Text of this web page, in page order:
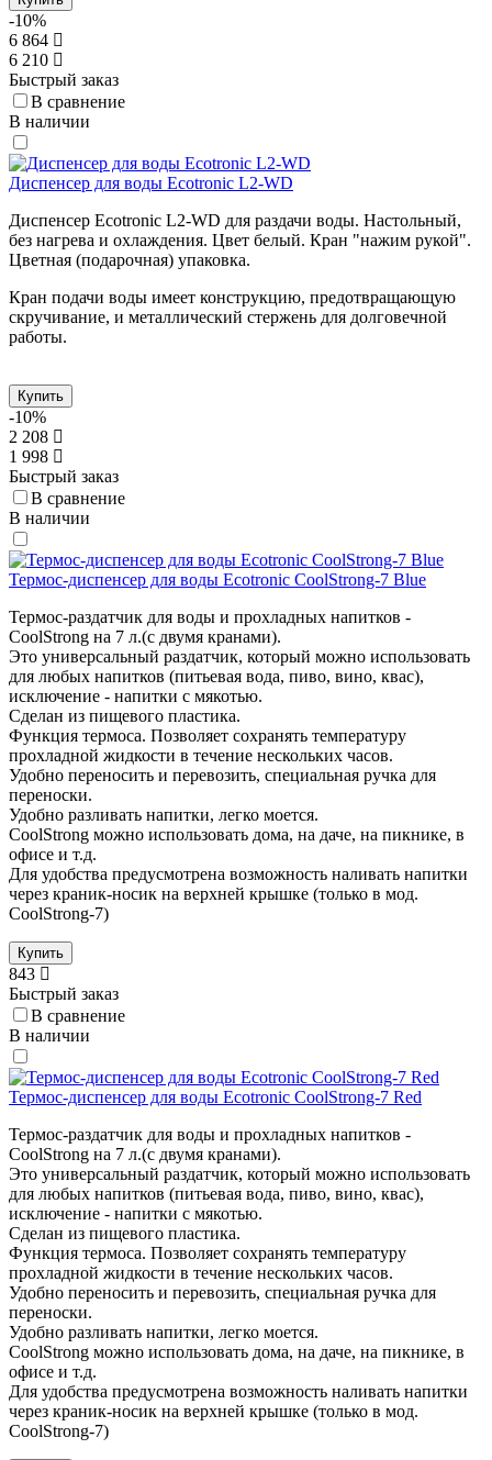
-10%
6 864
6 210
Быстрый заказ
В сравнение
В наличии
Диспенсер для воды Ecotronic L2-WD
Диспенсер Ecotronic L2-WD для раздачи воды. Настольный,
без нагрева и охлаждения. Цвет белый. Кран "нажим рукой".
Цветная (подарочная) упаковка.
Кран подачи воды имеет конструкцию, предотвращающую
скручивание, и металлический стержень для долговечной
работы.
Купить
-10%
2 208
1 998
Быстрый заказ
В сравнение
В наличии
Термос-диспенсер для воды Ecotronic CoolStrong-7 Blue
Термос-раздатчик для воды и прохладных напитков -
CoolStrong на 7 л.(с двумя кранами).
Это универсальный раздатчик, который можно использовать
для любых напитков (питьевая вода, пиво, вино, квас),
исключение - напитки с мякотью.
Сделан из пищевого пластика.
Функция термоса. Позволяет сохранять температуру
прохладной жидкости в течение нескольких часов.
Удобно переносить и перевозить, специальная ручка для
переноски.
Удобно разливать напитки, легко моется.
CoolStrong можно использовать дома, на даче, на пикнике, в
офисе и т.д.
Для удобства предусмотрена возможность наливать напитки
через краник-носик на верхней крышке (только в мод.
CoolStrong-7)
Купить
843
Быстрый заказ
В сравнение
В наличии
Термос-диспенсер для воды Ecotronic CoolStrong-7 Red
Термос-раздатчик для воды и прохладных напитков -
CoolStrong на 7 л.(с двумя кранами).
Это универсальный раздатчик, который можно использовать
для любых напитков (питьевая вода, пиво, вино, квас),
исключение - напитки с мякотью.
Сделан из пищевого пластика.
Функция термоса. Позволяет сохранять температуру
прохладной жидкости в течение нескольких часов.
Удобно переносить и перевозить, специальная ручка для
переноски.
Удобно разливать напитки, легко моется.
CoolStrong можно использовать дома, на даче, на пикнике, в
офисе и т.д.
Для удобства предусмотрена возможность наливать напитки
через краник-носик на верхней крышке (только в мод.
CoolStrong-7)